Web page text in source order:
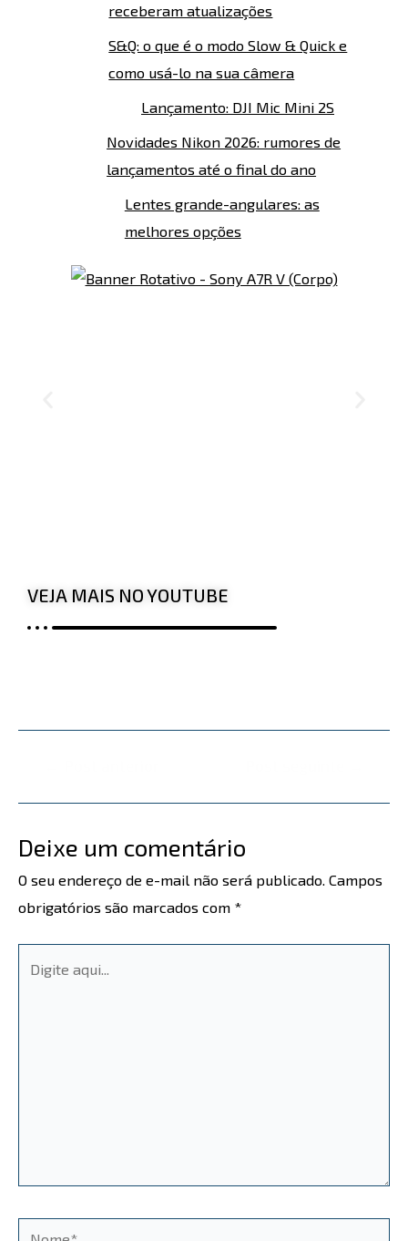
receberam atualizações
S&Q: o que é o modo Slow & Quick e
como usá-lo na sua câmera
Lançamento: DJI Mic Mini 2S
Novidades Nikon 2026: rumores de
lançamentos até o final do ano
Lentes grande-angulares: as
melhores opções
VEJA MAIS NO YOUTUBE
Deixe um comentário
O seu endereço de e-mail não será publicado. Campos
obrigatórios são marcados com *
aqui...
Nome*